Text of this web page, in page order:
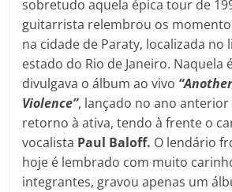
sobretudo aquela épica tour de
guitarrista relembrou os
na cidade de Paraty, localizada no
estado do Rio de Janeiro. Naquela
divulgava o álbum ao vivo
Violence”, lançado no ano
retorno à ativa, tendo à frente o
vocalista Paul Baloff. O lendário
hoje é lembrado com muito
integrantes, gravou apenas um